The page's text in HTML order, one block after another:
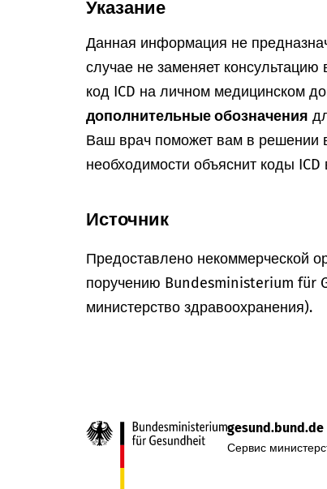
Указание
Данная информация не
случае не заменяет
код ICD на личном медицинском
дополнительные обозначения
Ваш врач поможет вам в решении
необходимости объяснит коды
Источник
Предоставлено некоммерческой
поручению Bundesministerium für
министерство здравоохранения).
gesund.bund.de
Сервис